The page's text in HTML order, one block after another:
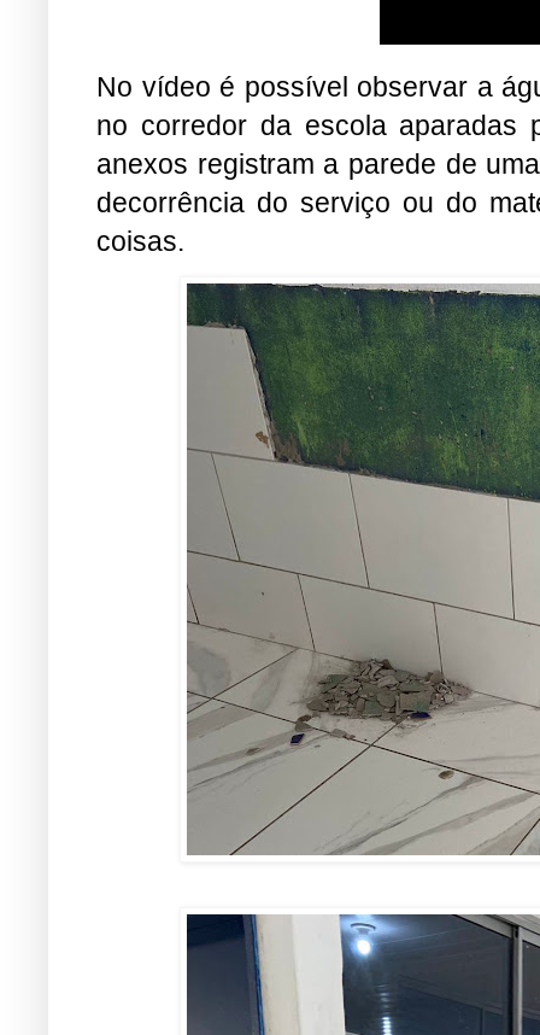
No vídeo é possível observar a
no corredor da escola aparadas
anexos registram a parede de
decorrência do serviço ou do
coisas.